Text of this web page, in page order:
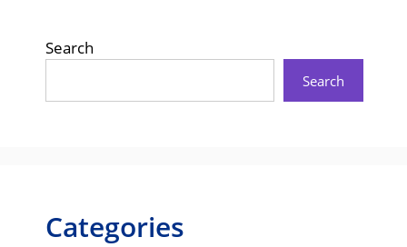
Search
Search
Categories